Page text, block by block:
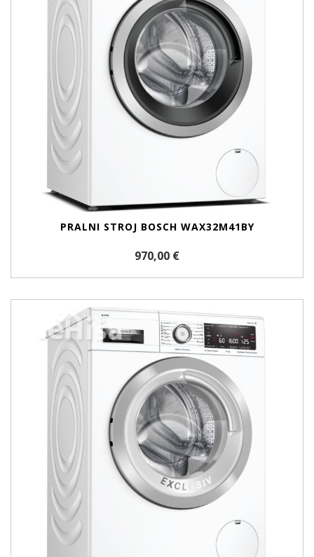
PRALNI STROJ BOSCH WAX32M41BY
970,00 €